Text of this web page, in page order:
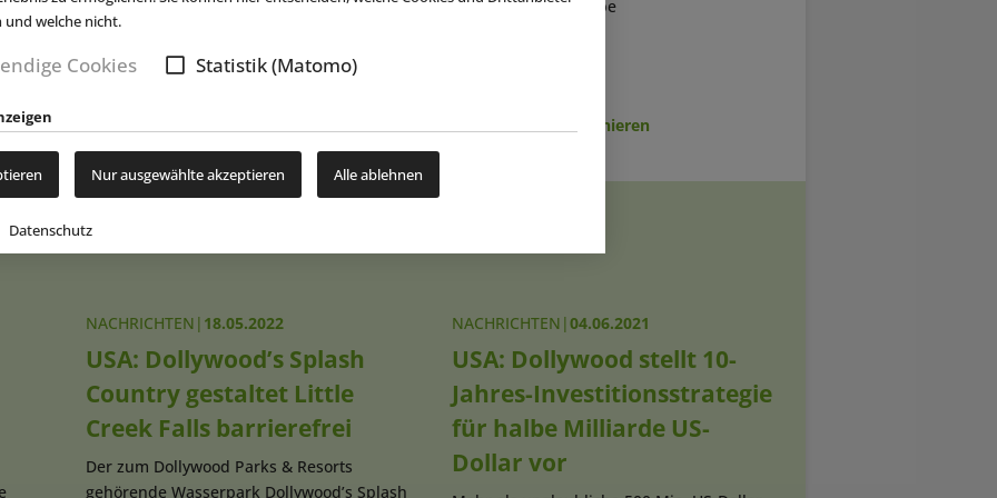
und welche nicht.
Cookies Statistik (Matomo)
Nur ausgewählte akzeptieren Alle ablehnen
Datenschutz
Garderobe sollen Fans in Form einer Walkthrough-Attraktion namens „Wardrobe
können.(eap)
Newsletter abonnieren
NACHRICHTEN | 18.05.2022
USA: Dollywood’s Splash
Country gestaltet Little
Creek Falls barrierefrei
Der zum Dollywood Parks & Resorts
gehörende Wasserpark Dollywood’s Splash
NACHRICHTEN |04.06.2021
USA: Dollywood stellt 10-
Jahres-Investitionsstrategie
für halbe Milliarde US-
Dollar vor